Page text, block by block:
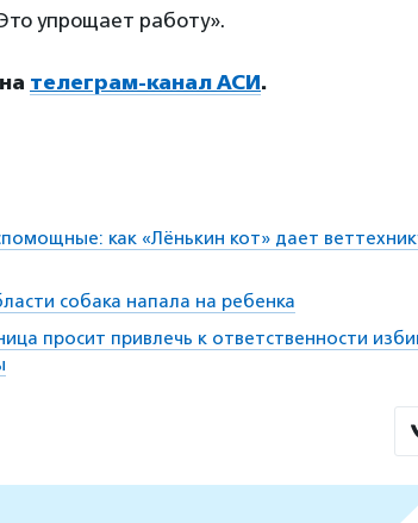
упрощает работу».
телеграм-канал АСИ.
как «Лёнькин кот» дает
собака напала на ребенка
просит привлечь к ответственности